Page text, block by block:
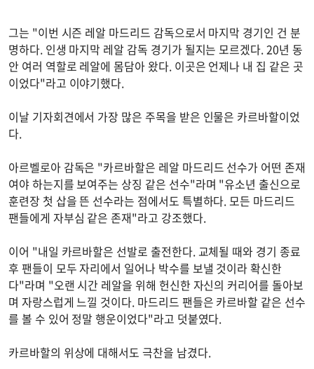
그는 "이번 시즌 레알 마드리드 감독으로서 마지막 경기인 건 분
명하다. 인생 마지막 레알 감독 경기가 될지는 모르겠다. 20년 동
안 여러 역할로 레알에 몸담아 왔다. 이곳은 언제나 내 집 같은 곳
이었다"라고 이야기했다.
이날 기자회견에서 가장 많은 주목을 받은 인물은 카르바할이었
다.
아르벨로아 감독은 "카르바할은 레알 마드리드 선수가 어떤 존재
여야 하는지를 보여주는 상징 같은 선수"라며 "유소년 출신으로
훈련장 첫 삽을 뜬 선수라는 점에서도 특별하다. 모든 마드리드
팬들에게 자부심 같은 존재"라고 강조했다.
이어 "내일 카르바할은 선발로 출전한다. 교체될 때와 경기 종료
후 팬들이 모두 자리에서 일어나 박수를 보낼 것이라 확신한
다"라며 "오랜 시간 레알을 위해 헌신한 자신의 커리어를 돌아보
며 자랑스럽게 느낄 것이다. 마드리드 팬들은 카르바할 같은 선수
를 볼 수 있어 정말 행운이었다"라고 덧붙였다.
카르바할의 위상에 대해서도 극찬을 남겼다.